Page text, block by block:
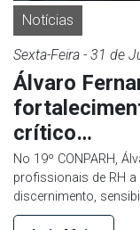
Notícias
Sexta-Feira - 31 de
Álvaro
crítico…
No 19º CONPARH,
profissionais de RH
discernimento,